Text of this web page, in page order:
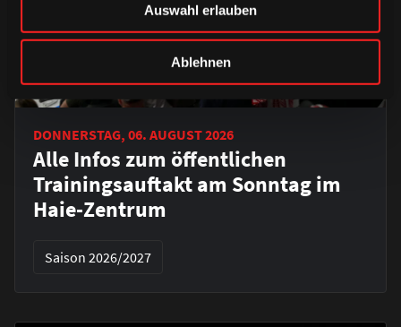
Auswahl erlauben
Ablehnen
DONNERSTAG, 06. AUGUST 2026
Alle Infos zum öffentlichen
Trainingsauftakt am Sonntag im
Haie-Zentrum
Saison 2026/2027